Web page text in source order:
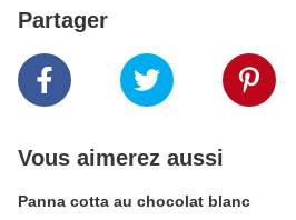
Partager
Vous aimerez aussi
Panna cotta au chocolat blanc